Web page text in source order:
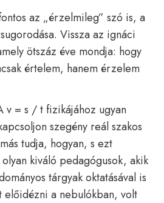
az „érzelmileg” szó is, a
Vissza az ignáci
ötszáz éve mondja: hogy
értelem, hanem érzelem
v = s / t fizikájához ugyan
szegény reál szakos
tudja, hogyan, s ezt
olyan kiváló pedagógusok, akik
tárgyak oktatásával is
előidézni a nebulókban, volt